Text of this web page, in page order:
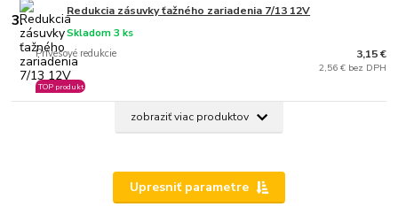
3. Redukcia zásuvky ťažného zariadenia 7/13 12V
Prívesové redukcie
Skladom 3 ks
TOP produkt
3,15 €
2,56 € bez DPH
zobraziť viac produktov
Upresniť parametre